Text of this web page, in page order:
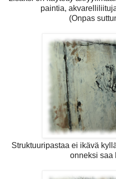
paintia,
(Onpas
Struktuuripastaa ei ikävä
onneksi saa